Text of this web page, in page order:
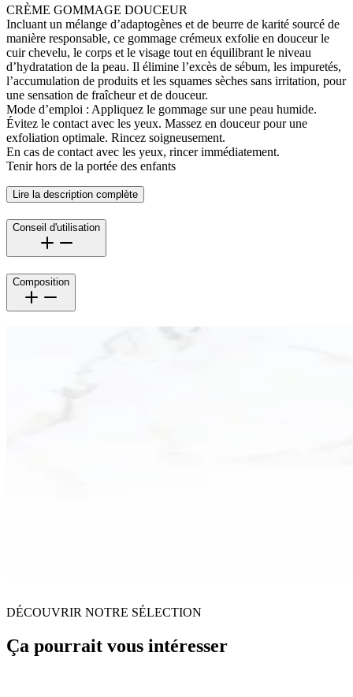
CRÈME GOMMAGE DOUCEUR
Incluant un mélange d’adaptogènes et de beurre de karité sourcé de
manière responsable, ce gommage crémeux exfolie en douceur le
cuir chevelu, le corps et le visage tout en équilibrant le niveau
d’hydratation de la peau. Il élimine l’excès de sébum, les impuretés,
l’accumulation de produits et les squames sèches sans irritation, pour
une sensation de fraîcheur et de douceur.
Mode d’emploi : Appliquez le gommage sur une peau humide.
Évitez le contact avec les yeux. Massez en douceur pour une
exfoliation optimale. Rincez soigneusement.
En cas de contact avec les yeux, rincer immédiatement.
Tenir hors de la portée des enfants
Lire la description complète
Conseil d'utilisation
Composition
DÉCOUVRIR NOTRE SÉLECTION
Ça pourrait vous intéresser